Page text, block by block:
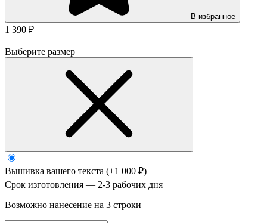
В избранное
1 390 ₽
Выберите размер
Вышивка вашего текста (+1 000 ₽)
Срок изготовления — 2-3 рабочих дня
Возможно нанесение на 3 строки